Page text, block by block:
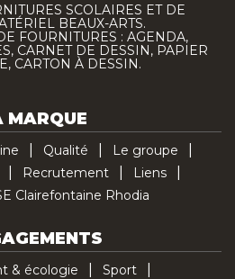
SCOLAIRES ET DE
BEAUX-ARTS.
FOURNITURES : AGENDA,
CARNET DE DESSIN, PAPIER
CARTON À DESSIN.
MARQUE
Qualité
Le groupe
Recrutement
Liens
Clairefontaine Rhodia
& écologie
Sport